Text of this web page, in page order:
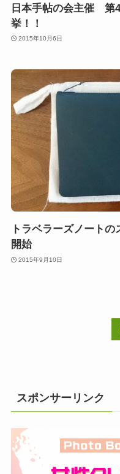
日本手帖の会主催 第
挙！！
2015年10月6日
トラベラーズノート
開始
2015年9月10日
スポンサーリンク